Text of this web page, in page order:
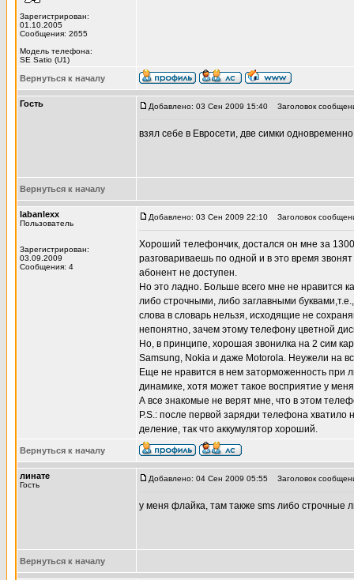
Зарегистрирован:
01.10.2005
Сообщения: 2655
Модель телефона:
SE Satio (U1)
Вернуться к началу
Гость Добавлено: 03 Сен 2009 15:40 Заголовок
взял себе в Евросети, две симки
Вернуться к началу
labanlexx
Пользователь
Зарегистрирован:
03.09.2009
Сообщения: 4
Добавлено: 03 Сен 2009 22:10 Заголовок
Хороший телефончик, достался он мне за
разговариваешь по одной и в это время
абонент не доступен.
Но это ладно. Больше всего мне не нравится
либо строчными, либо заглавными
слова в словарь нельзя, исходящие не
непонятно, зачем этому телефону цветной
Но, в принципе, хорошая звонилка на 2 сим
Samsung, Nokia и даже Motorola. Неужели на
Еще не нравится в нем заторможенность при
динамике, хотя может такое восприятие у
А все знакомые не верят мне, что в этом
P.S.: после первой зарядки телефона хватило
деление, так что аккумулятор хороший.
Вернуться к началу
линате
Гость
Добавлено: 04 Сен 2009 05:55 Заголовок
у меня флайка, там также sms либо строчные
Вернуться к началу